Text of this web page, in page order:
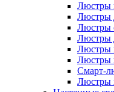
Люстры
Люстры
Люстры
Люстры
Люстры
Люстры
Смарт-
Люстры